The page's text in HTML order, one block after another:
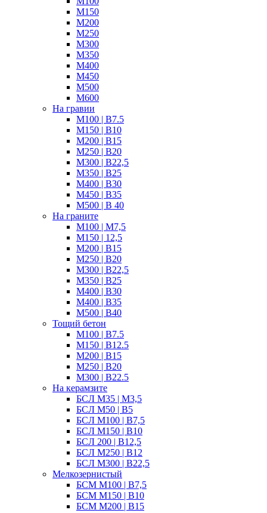
М150
М200
М250
М300
М350
М400
М450
М500
М600
На гравии
М100 | B7.5
М150 | B10
М200 | B15
М250 | B20
М300 | B22,5
М350 | B25
M400 | В30
М450 | B35
M500 | B 40
На граните
M100 | М7,5
М150 | 12,5
М200 | B15
М250 | B20
M300 | B22,5
М350 | B25
M400 | B30
M400 | B35
M500 | B40
Тощий бетон
М100 | B7.5
М150 | B12.5
М200 | В15
М250 | В20
М300 | B22.5
На керамзите
БСЛ M35 | М3,5
БСЛ M50 | B5
БСЛ M100 | B7,5
БСЛ M150 | B10
БСЛ 200 | B12,5
БСЛ М250 | B12
БСЛ M300 | B22,5
Мелкозернистый
БСМ М100 | B7,5
БСМ M150 | B10
БСМ М200 | B15